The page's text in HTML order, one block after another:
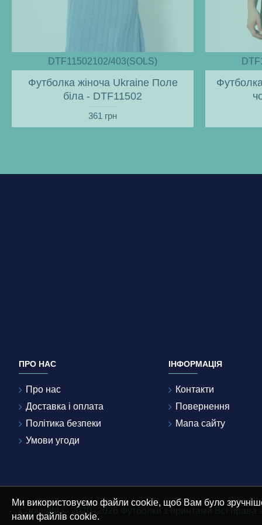
DTF11502102/403(SOLS)
Футболка жіноча Ukraine Поле
біла - DTF11502
361 грн
ПРО НАС
Про нас
Доставка і оплата
Політика безпеки
Умови угоди
ІНФОРМАЦІЯ
Контакти
Повернення
Мапа сайту
Copyright © 2020–2026 Футболки з принтами Всі права
Ми використовуємо файли cookie, щоб Вам було
нами файлів cookie.